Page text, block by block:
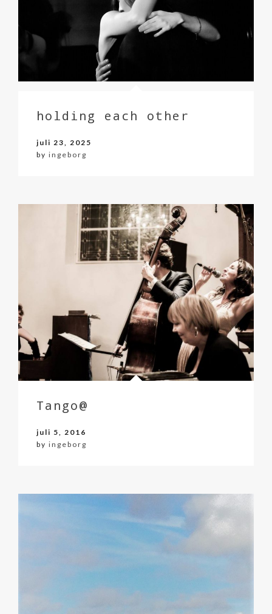
holding each other
juli 23, 2025
by ingeborg
Tango@
juli 5, 2016
by ingeborg